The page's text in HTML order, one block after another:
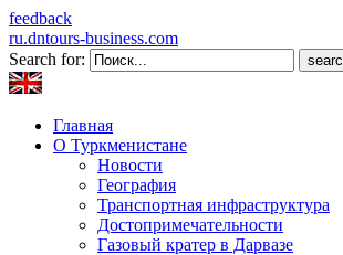
feedback
ru.dntours-business.com
Search for:
Главная
О Туркменистане
Новости
География
Транспортная инфраструктура
Достопримечательности
Газовый кратер в Дарвазе